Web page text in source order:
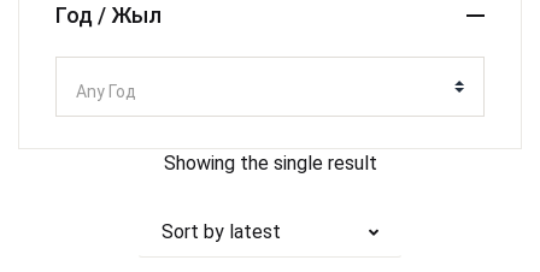
Showing the single result
Sort by latest
Год / Жыл
Any Год